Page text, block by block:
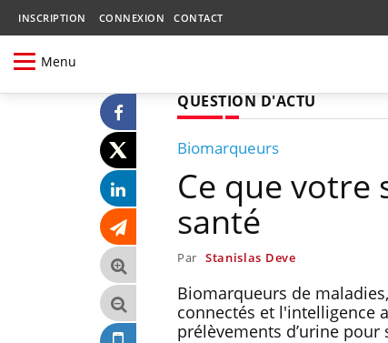
INSCRIPTION CONNEXION CONTACT
Menu
QUESTION D'ACTU
Biomarqueurs
Ce que votre
santé
Par Stanislas Deve
Biomarqueurs de
connectés et l'intelligence
prélèvements d’urine